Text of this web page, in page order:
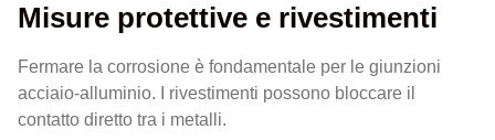
Misure protettive e rivestimenti
Fermare la corrosione è fondamentale per le giunzioni
acciaio-alluminio. I rivestimenti possono bloccare il
contatto diretto tra i metalli.